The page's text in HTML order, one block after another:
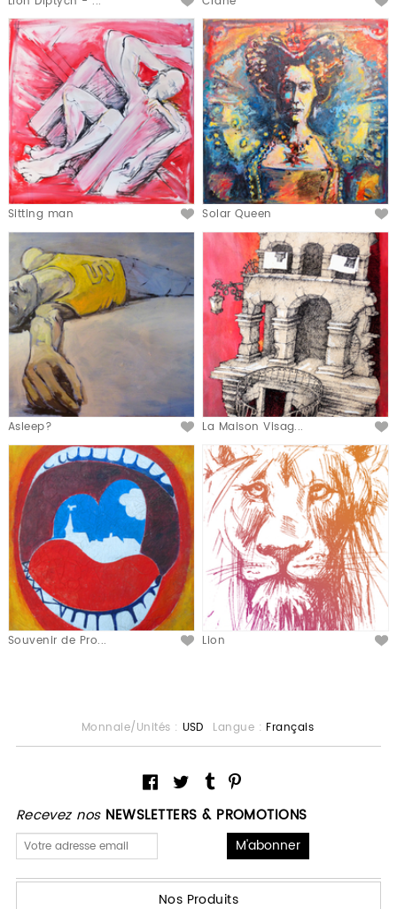
Sitting man Solar Queen
Asleep? La Maison Visag...
Souvenir de Pro... Lion
Recevez nos NEWSLETTERS & PROMOTIONS
Monnaie/Unités : USD Langue : Français
Nos Produits